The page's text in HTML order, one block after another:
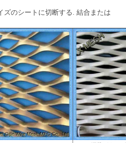
ズのシートに切断する. 結合または